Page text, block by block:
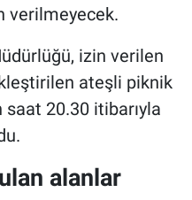
verilmeyecek.
izin verilen
ateşli piknik
20.30 itibarıyla
alanlar